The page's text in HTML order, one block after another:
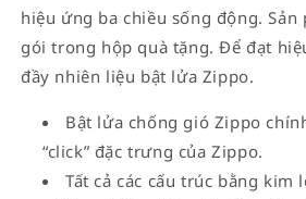
hiệu ứng ba chiều sống động. Sản
gói trong hộp quà tặng. Để đạt
đầy nhiên liệu bật lửa Zippo.
Bật lửa chống gió Zippo
“click” đặc trưng của Zippo.
Tất cả các cấu trúc bằng kim